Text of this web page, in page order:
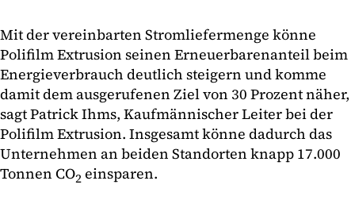
Mit der vereinbarten Stromliefermenge könne
Polifilm Extrusion seinen Erneuerbarenanteil beim
Energieverbrauch deutlich steigern und komme
damit dem ausgerufenen Ziel von 30 Prozent näher,
sagt Patrick Ihms, Kaufmännischer Leiter bei der
Polifilm Extrusion. Insgesamt könne dadurch das
Unternehmen an beiden Standorten knapp 17.000
Tonnen CO2einsparen.